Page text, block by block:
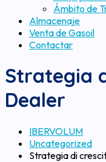
Ámbito de
Almacenaje
Venta de Gasoil
Contactar
Strategia
Dealer
IBERVOLUM
Uncategorized
Strategia di